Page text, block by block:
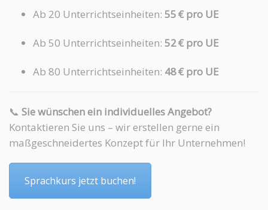
Ab 20 Unterrichtseinheiten: 55 € pro UE
Ab 50 Unterrichtseinheiten: 52 € pro UE
Ab 80 Unterrichtseinheiten: 48 € pro UE
📞 Sie wünschen ein individuelles Angebot?
Kontaktieren Sie uns – wir erstellen gerne ein
maßgeschneidertes Konzept für Ihr Unternehmen!
Sprachkurs jetzt buchen!